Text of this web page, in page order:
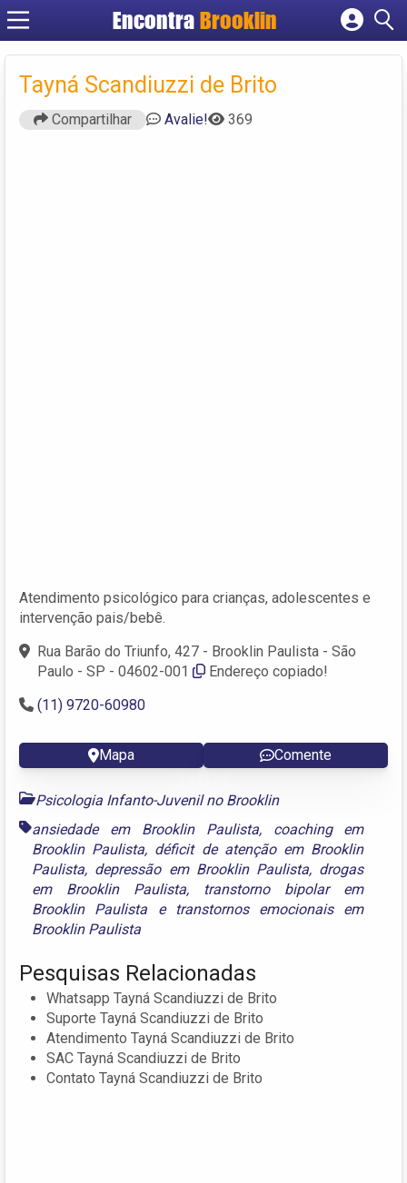
Encontra Brooklin
Cadastrar empresa
Criar conta
Tayná Scandiuzzi de Brito
Compartilhar Avalie! 369
Atendimento psicológico para crianças, adolescentes e
intervenção pais/bebê.
Rua Barão do Triunfo, 427 - Brooklin Paulista - São
Paulo - SP - 04602-001
Endereço copiado!
(11) 9720-60980
Mapa Comente
Psicologia Infanto-Juvenil no Brooklin
ansiedade em Brooklin Paulista, coaching em
Brooklin Paulista, déficit de atenção em Brooklin
Paulista, depressão em Brooklin Paulista, drogas
em Brooklin Paulista, transtorno bipolar em
Brooklin Paulista e transtornos emocionais em
Brooklin Paulista
Pesquisas Relacionadas
Whatsapp Tayná Scandiuzzi de Brito
Suporte Tayná Scandiuzzi de Brito
Atendimento Tayná Scandiuzzi de Brito
SAC Tayná Scandiuzzi de Brito
Contato Tayná Scandiuzzi de Brito